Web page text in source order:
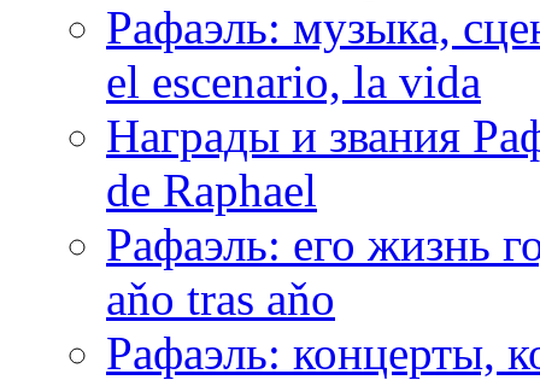
Рафаэль: музыка,
el escenario, la vida
Награды и звания
de Raphael
Рафаэль: его жизнь
aňo tras aňo
Рафаэль: концерты,